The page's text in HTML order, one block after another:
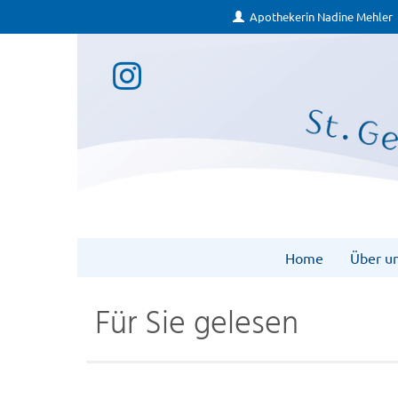
Apothekerin Nadine Mehler
Home Über
Für Sie gelesen